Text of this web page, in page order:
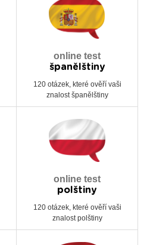
online test
španělštiny
120 otázek, které ověří vaši
znalost španělštiny
online test
polštiny
120 otázek, které ověří vaši
znalost polštiny